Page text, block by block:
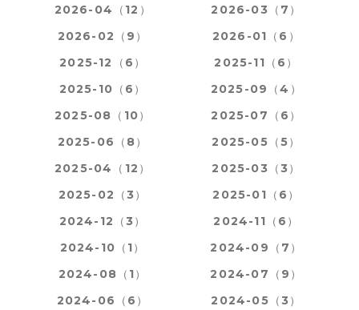
2026-04（12）
2026-03（7）
2026-02（9）
2026-01（6）
2025-12（6）
2025-11（6）
2025-10（6）
2025-09（4）
2025-08（10）
2025-07（6）
2025-06（8）
2025-05（5）
2025-04（12）
2025-03（3）
2025-02（3）
2025-01（6）
2024-12（3）
2024-11（6）
2024-10（1）
2024-09（7）
2024-08（1）
2024-07（9）
2024-06（6）
2024-05（3）